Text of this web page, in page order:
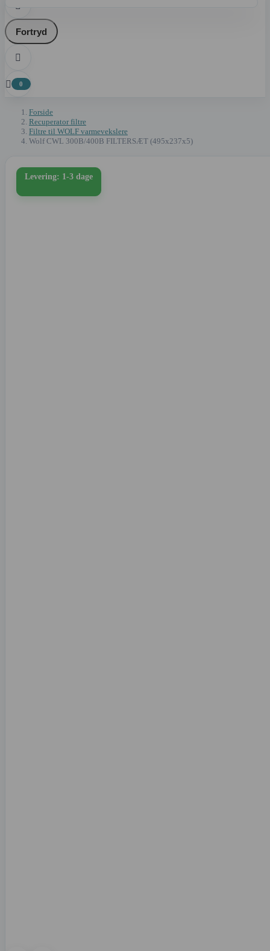

Fortryd

 0
Forside
Recuperator filtre
Filtre til WOLF varmevekslere
Wolf CWL 300B/400B FILTERSÆT (495x237x5)
Levering: 1-3 dage